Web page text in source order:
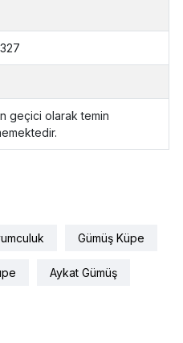
geçici olarak temin
Gümüş Küpe
Aykat Gümüş